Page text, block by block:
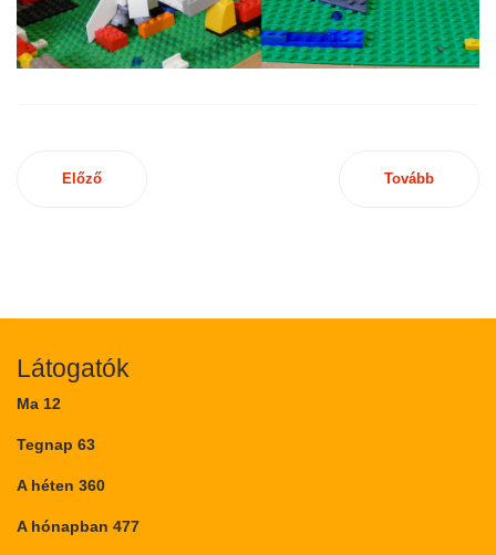
Előző Tovább
Látogatók
Ma 12
Tegnap 63
A héten 360
A hónapban 477